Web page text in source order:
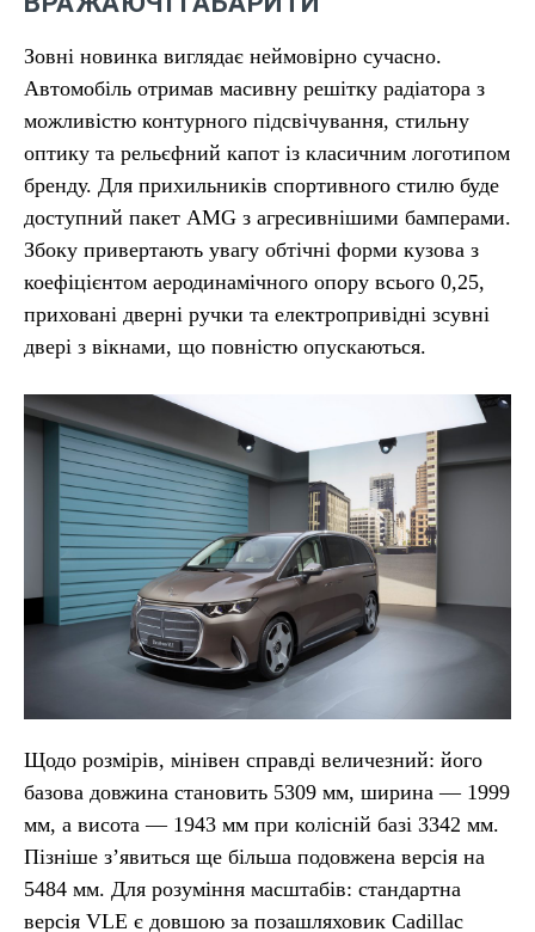
Зовні новинка виглядає неймовірно сучасно.
Автомобіль отримав масивну решітку радіатора з
можливістю контурного підсвічування, стильну
оптику та рельєфний капот із класичним логотипом
бренду. Для прихильників спортивного стилю буде
доступний пакет AMG з агресивнішими бамперами.
Збоку привертають увагу обтічні форми кузова з
коефіцієнтом аеродинамічного опору всього 0,25,
приховані дверні ручки та електропривідні зсувні
двері з вікнами, що повністю опускаються.
Щодо розмірів, мінівен справді величезний: його
базова довжина становить 5309 мм, ширина — 1999
мм, а висота — 1943 мм при колісній базі 3342 мм.
Пізніше з’явиться ще більша подовжена версія на
5484 мм. Для розуміння масштабів: стандартна
версія VLE є довшою за позашляховик Cadillac